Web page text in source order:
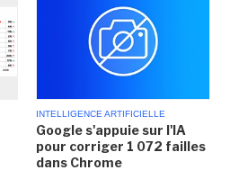
INTELLIGENCE ARTIFICIELLE
Google s'appuie sur l'IA
pour corriger 1 072 failles
dans Chrome